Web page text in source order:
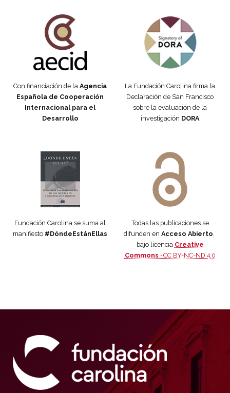
Con financiación de la Agencia
Española de Cooperación
Internacional para el
Desarrollo
La Fundación Carolina firma la
Declaración de San Francisco
sobre la evaluación de la
investigación DORA
Fundación Carolina se suma al
manifiesto #DóndeEstánEllas
Todas las publicaciones se
difunden en Acceso Abierto,
bajo licencia Creative
Commons · CC BY-NC-ND 4.0